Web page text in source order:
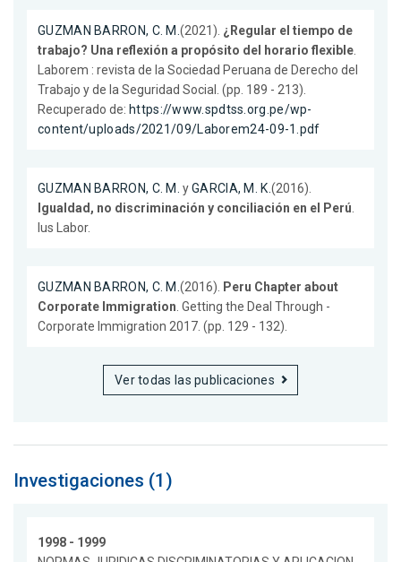
GUZMAN BARRON, C. M. (2021). ¿Regular el tiempo de
trabajo? Una reflexión a propósito del horario flexible
Laborem : revista de la Sociedad Peruana de Derecho del
Trabajo y de la Seguridad Social. (pp. 189 - 213).
Recuperado de: https://www.spdtss.org.pe/wp-
content/uploads/2021/09/Laborem24-09-1.pdf
GUZMAN BARRON, C. M. yGARCIA, M. K. (2016).
Igualdad, no discriminación y conciliación en el Perú
Ius Labor.
GUZMAN BARRON, C. M. (2016).
Peru Chapter about
Corporate Immigration . Getting the Deal Through -
Corporate Immigration 2017. (pp. 129 - 132).
Ver todas las publicaciones
Investigaciones (1)
1998 - 1999